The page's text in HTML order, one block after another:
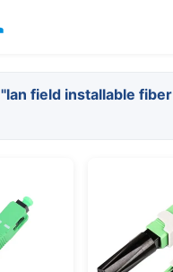
"lan field installable fiber